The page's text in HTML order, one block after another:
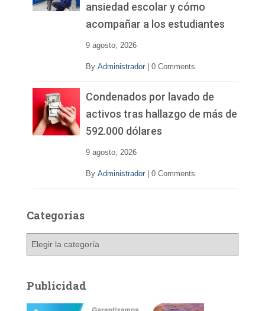
ansiedad escolar y cómo
acompañar a los estudiantes
9 agosto, 2026
By Administrador 0 Comments
Condenados por lavado de
activos tras hallazgo de más de
592.000 dólares
9 agosto, 2026
By Administrador 0 Comments
Categorías
g
o
Publicidad